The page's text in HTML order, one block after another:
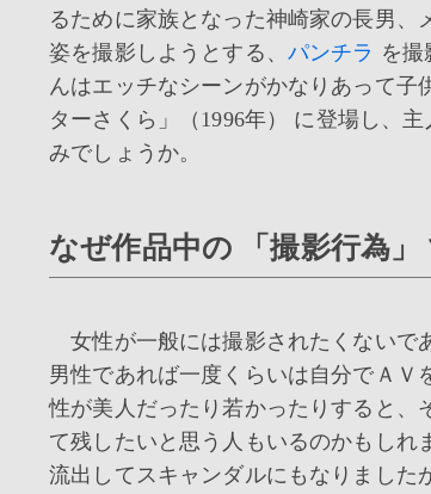
るために家族となった神崎家の長男
姿を撮影しようとする、 パンチラ を
んはエッチなシーンがかなりあって
ターさくら」（1996年） に登場し、
みでしょうか。
なぜ作品中の 「撮影行為
女性が一般には撮影されたくないで
男性であれば一度くらいは自分でＡ
性が美人だったり若かったりすると、
て残したいと思う人もいるのかもし
流出してスキャンダルにもなりました